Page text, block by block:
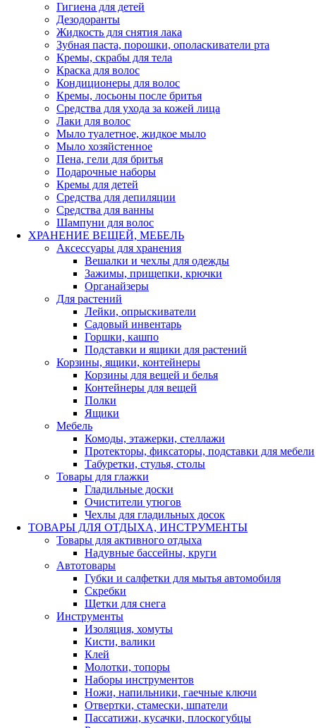
Гигиена для детей
Дезодоранты
Жидкость для снятия лака
Зубная паста, порошки, ополаскиватели рта
Кремы, скрабы для тела
Краска для волос
Кондиционеры для волос
Кремы, лосьоны после бритья
Средства для ухода за кожей лица
Лаки для волос
Мыло туалетное, жидкое мыло
Мыло хозяйстенное
Пена, гели для бритья
Подарочные наборы
Кремы для детей
Средства для депиляции
Средства для ванны
Шампуни для волос
ХРАНЕНИЕ ВЕЩЕЙ, МЕБЕЛЬ
Аксессуары для хранения
Вешалки и чехлы для одежды
Зажимы, прищепки, крючки
Органайзеры
Для растений
Лейки, опрыскиватели
Садовый инвентарь
Горшки, кашпо
Подставки и ящики для растений
Корзины, ящики, контейнеры
Корзины для вещей и белья
Контейнеры для вещей
Полки
Ящики
Мебель
Комоды, этажерки, стеллажи
Протекторы, фиксаторы, подставки для мебели
Табуретки, стулья, столы
Товары для глажки
Гладильные доски
Очистители утюгов
Чехлы для гладильных досок
ТОВАРЫ ДЛЯ ОТДЫХА, ИНСТРУМЕНТЫ
Товары для активного отдыха
Надувные бассейны, круги
Автотовары
Губки и салфетки для мытья автомобиля
Скребки
Щетки для снега
Инструменты
Изоляция, хомуты
Кисти, валики
Клей
Молотки, топоры
Наборы инструментов
Ножи, напильники, гаечные ключи
Отвертки, стамески, шпатели
Пассатижи, кусачки, плоскогубцы